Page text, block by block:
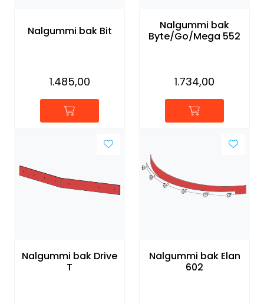
Nalgummi bak Bit
1.485,00
Nalgummi bak
Byte/Go/Mega 552
1.734,00
Nalgummi bak Drive
T
Nalgummi bak Elan
602